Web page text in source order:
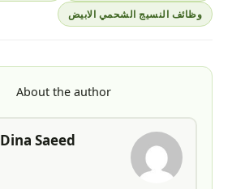
وظائف النسيج الشحمي الابيض
About the author
Dina Saeed